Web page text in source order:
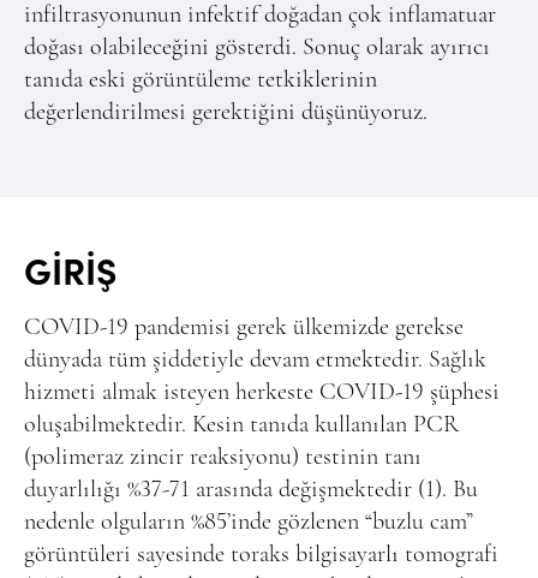
infiltrasyonunun infektif doğadan çok inflamatuar
doğası olabileceğini gösterdi. Sonuç olarak ayırıcı
tanıda eski görüntüleme tetkiklerinin
değerlendirilmesi gerektiğini düşünüyoruz.
GİRİŞ
COVID-19 pandemisi gerek ülkemizde gerekse
dünyada tüm şiddetiyle devam etmektedir. Sağlık
hizmeti almak isteyen herkeste COVID-19 şüphesi
oluşabilmektedir. Kesin tanıda kullanılan PCR
(polimeraz zincir reaksiyonu) testinin tanı
duyarlılığı %37-71 arasında değişmektedir (1). Bu
nedenle olguların %85’inde gözlenen “buzlu cam”
görüntüleri sayesinde toraks bilgisayarlı tomografi